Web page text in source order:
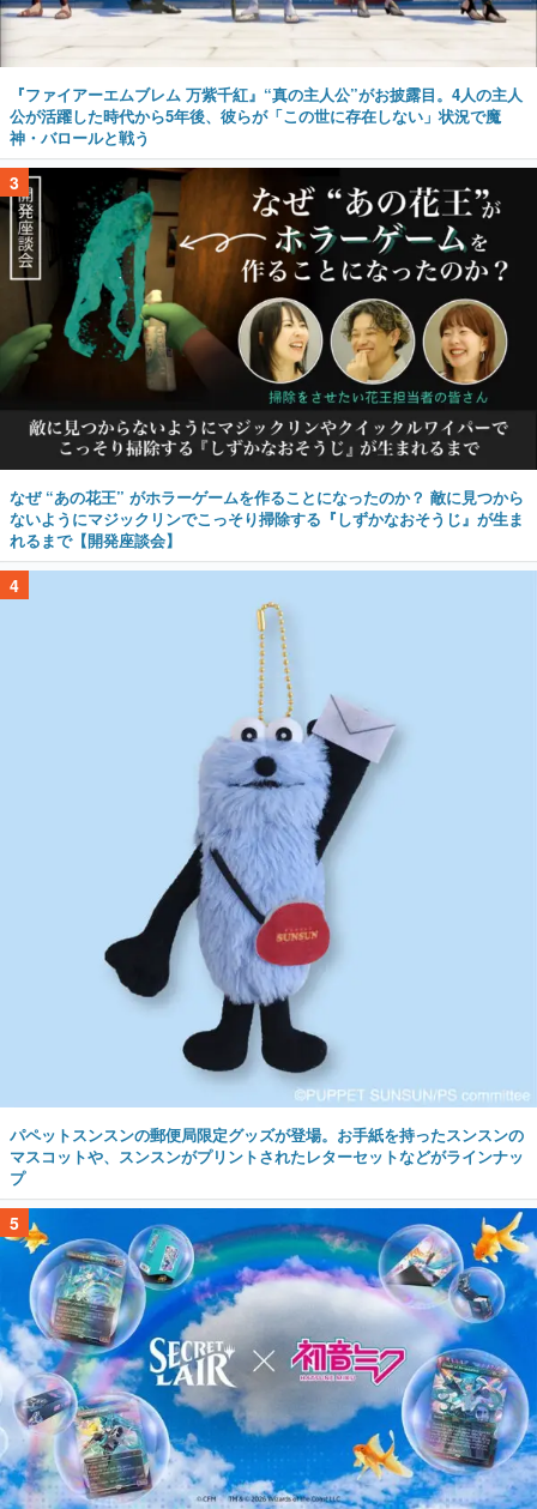
『ファイアーエムブレム 万紫千紅』“真の主人公”がお披露目。4人の主人
公が活躍した時代から5年後、彼らが「この世に存在しない」状況で魔
神・バロールと戦う
3
なぜ “あの花王” がホラーゲームを作ることになったのか？ 敵に見つから
ないようにマジックリンでこっそり掃除する『しずかなおそうじ』が生ま
れるまで【開発座談会】
4
パペットスンスンの郵便局限定グッズが登場。お手紙を持ったスンスンの
マスコットや、スンスンがプリントされたレターセットなどがラインナッ
プ
5